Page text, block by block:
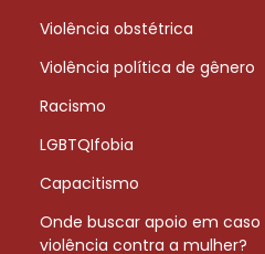
Violência obstétrica
Violência política de gênero
Racismo
LGBTQIfobia
Capacitismo
Onde buscar apoio em caso
violência contra a mulher?